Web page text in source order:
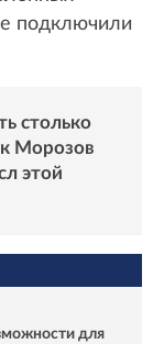
подключили
столько
Морозов
этой
для